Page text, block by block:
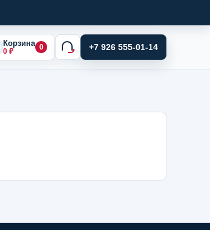
Корзина
0 ₽ 0 +7 926 555-01-14